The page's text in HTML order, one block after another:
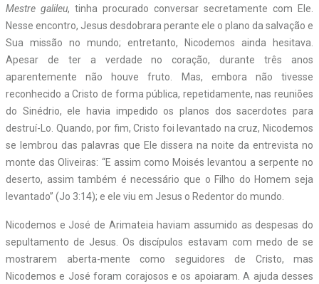
Mestre galileu, tinha procurado conversar secretamente com Ele.
Nesse encontro, Jesus desdobrara perante ele o plano da salvação e
Sua missão no mundo; entretanto, Nicodemos ainda hesitava.
Apesar de ter a verdade no coração, durante três anos
aparentemente não houve fruto. Mas, embora não tivesse
reconhecido a Cristo de forma pública, repetidamente, nas reuniões
do Sinédrio, ele havia impedido os planos dos sacerdotes para
destruí-Lo. Quando, por fim, Cristo foi levantado na cruz, Nicodemos
se lembrou das palavras que Ele dissera na noite da entrevista no
monte das Oliveiras: “E assim como Moisés levantou a serpente no
deserto, assim também é necessário que o Filho do Homem seja
levantado” (Jo 3:14); e ele viu em Jesus o Redentor do mundo.
Nicodemos e José de Arimateia haviam assumido as despesas do
sepultamento de Jesus. Os discípulos estavam com medo de se
mostrarem aberta-mente como seguidores de Cristo, mas
Nicodemos e José foram corajosos e os apoiaram. A ajuda desses